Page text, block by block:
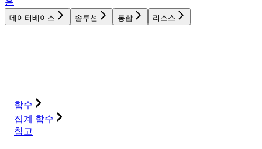
데이터베이스 솔루션 통합 리소스
함수
집계 함수
참고